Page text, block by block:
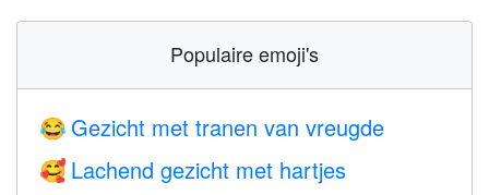
Populaire emoji's
😂 Gezicht met tranen van vreugde
🥰 Lachend gezicht met hartjes